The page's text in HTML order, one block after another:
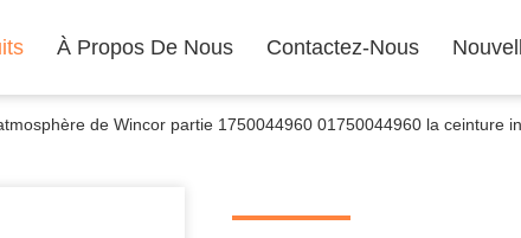
À Propos De Nous Contactez-Nous
de Wincor partie 1750044960 01750044960 la ceinture